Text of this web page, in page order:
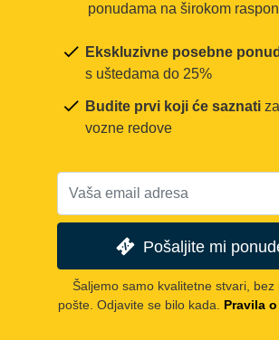
ponudama na širokom
Ekskluzivne posebne
s uštedama do 25%
Budite prvi koji će saznati
vozne redove
Pošaljite mi
Šaljemo samo kvalitetne stvari, bez
pošte. Odjavite se bilo kada.
Pravila